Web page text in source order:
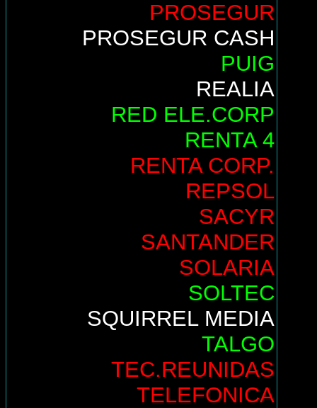
PROSEGUR
PROSEGUR CASH
PUIG
REALIA
RED ELE.CORP
RENTA 4
RENTA CORP.
REPSOL
SACYR
SANTANDER
SOLARIA
SOLTEC
SQUIRREL MEDIA
TALGO
TEC.REUNIDAS
TELEFONICA